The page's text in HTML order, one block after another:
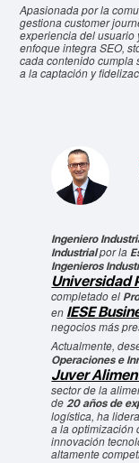
Apasionada por la
gestiona customer
experiencia del usuario
enfoque integra SEO,
cada contenido cumpla
a la captación y
Ingeniero
Industrialpor la
Ingenieros
Universidad
completado el
en IESE
negocios más
Actualmente,
Operaciones e
Juver
sector de la
de 20 años de
logística, ha
a la optimización
innovación
altamente